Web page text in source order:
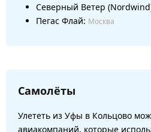
Северный Ветер
Пегас Флай: Москва
Самолёты
Улететь из Уфы в Кольцово
авиакомпаний, которые